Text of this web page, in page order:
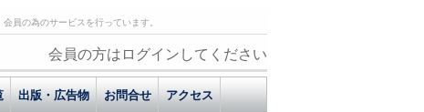
員の為のサービスを行っています。
会員の方はログインしてください
出版・広告物 お問合せ アクセス